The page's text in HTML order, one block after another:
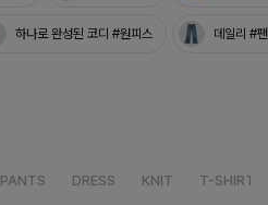
하나로 완성된 코디 #원피스 데일리 #
PANTS DRESS KNIT T-SHIRT